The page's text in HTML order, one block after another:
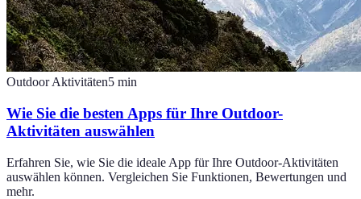
Outdoor Aktivitäten5 min
Wie Sie die besten Apps für Ihre Outdoor-
Aktivitäten auswählen
Erfahren Sie, wie Sie die ideale App für Ihre Outdoor-Aktivitäten
auswählen können. Vergleichen Sie Funktionen, Bewertungen und
mehr.